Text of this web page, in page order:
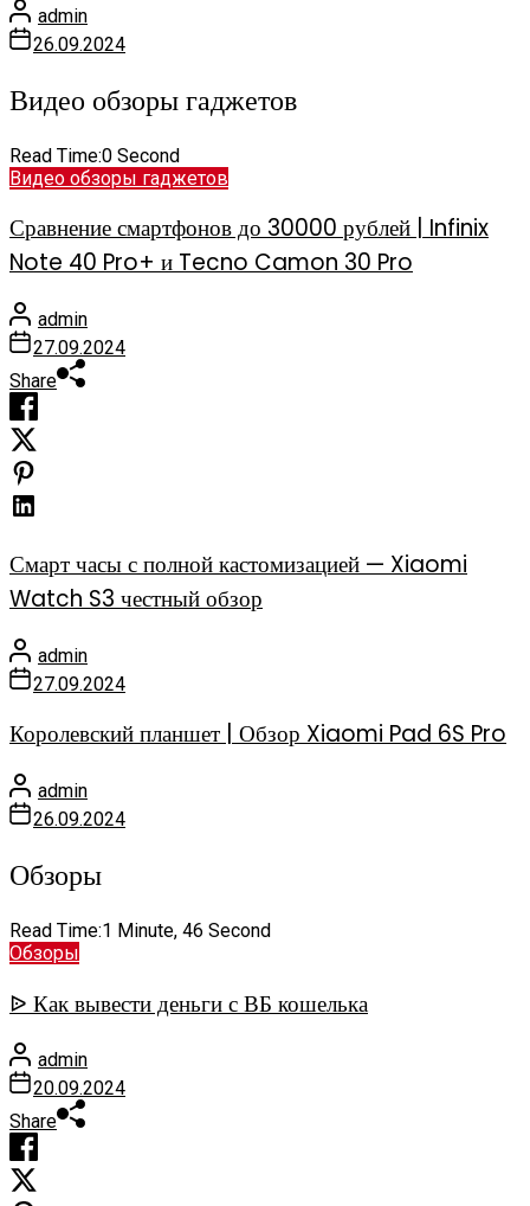
admin
26.09.2024
Видео обзоры гаджетов
Read Time:0 Second
Видео обзоры гаджетов
Сравнение смартфонов до 30000 рублей | Infinix
Note 40 Pro+ и Tecno Camon 30 Pro
admin
27.09.2024
Share
Смарт часы с полной кастомизацией — Xiaomi
Watch S3 честный обзор
admin
27.09.2024
Королевский планшет | Обзор Xiaomi Pad 6S Pro
admin
26.09.2024
Обзоры
Read Time:1 Minute, 46 Second
Обзоры
ᐉ Как вывести деньги с ВБ кошелька
admin
20.09.2024
Share